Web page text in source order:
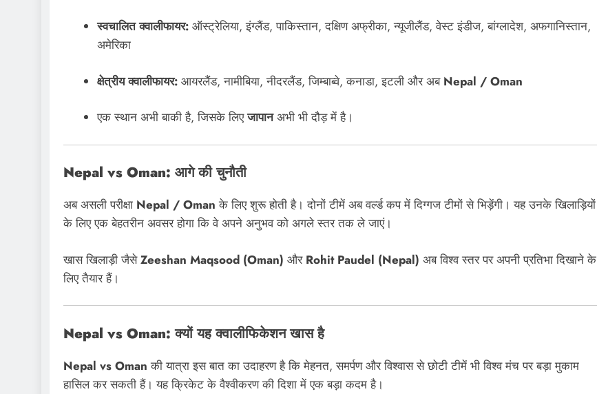
स्वचालित क्वालीफायर:ऑस्ट्रेलिया, इंग्लैंड, पाकिस्तान, दक्षिण अफ्रीका, न्यूजीलैंड, वेस्ट इंडीज, बांग्लादेश, अफगानिस्तान,
अमेरिका
क्षेत्रीय क्वालीफायर:आयरलैंड, नामीबिया, नीदरलैंड, जिम्बाब्वे, कनाडा, इटली और अब Nepal / Oman
एक स्थान अभी बाकी है, जिसके लिएजापानअभी भी दौड़ में है।
Nepal vs Oman: आगे की चुनौती
अब असली परीक्षा Nepal / Oman के लिए शुरू होती है। दोनों टीमें अब वर्ल्ड कप में दिग्गज टीमों से भिड़ेंगी। यह उनके खिलाड़ियों
के लिए एक बेहतरीन अवसर होगा कि वे अपने अनुभव को अगले स्तर तक ले जाएं।
खास खिलाड़ी जैसेZeeshan Maqsood (Oman) और Rohit Paudel (Nepal) अब विश्व स्तर पर अपनी प्रतिभा दिखाने के
लिए तैयार हैं।
Nepal vs Oman: क्यों यह क्वालीफिकेशन खास है
Nepal vs Oman की यात्रा इस बात का उदाहरण है कि मेहनत, समर्पण और विश्वास से छोटी टीमें भी विश्व मंच पर बड़ा मुकाम
हासिल कर सकती हैं। यह क्रिकेट के वैश्वीकरण की दिशा में एक बड़ा कदम है।